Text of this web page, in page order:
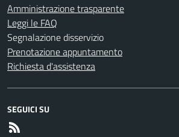
Amministrazione trasparente
Leggi le FAQ
Segnalazione disservizio
Prenotazione appuntamento
Richiesta d'assistenza
SEGUICI SU